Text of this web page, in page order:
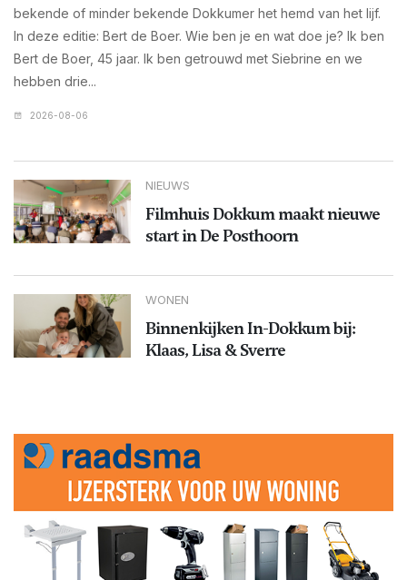
bekende of minder bekende Dokkumer het hemd van het lijf.
In deze editie: Bert de Boer. Wie ben je en wat doe je? Ik ben
Bert de Boer, 45 jaar. Ik ben getrouwd met Siebrine en we
hebben drie...
2026-08-06
NIEUWS
Filmhuis Dokkum maakt nieuwe
start in De Posthoorn
WONEN
Binnenkijken In-Dokkum bij:
Klaas, Lisa & Sverre